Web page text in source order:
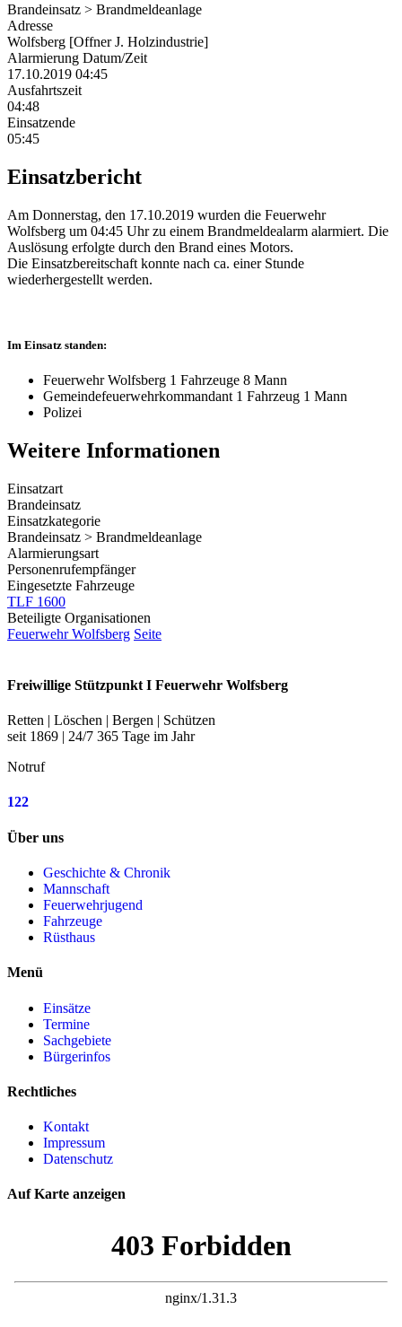
Brandeinsatz > Brandmeldeanlage
Adresse
Wolfsberg [Offner J. Holzindustrie]
Alarmierung Datum/Zeit
17.10.2019 04:45
Ausfahrtszeit
04:48
Einsatzende
05:45
Einsatzbericht
Am Donnerstag, den 17.10.2019 wurden die Feuerwehr
Wolfsberg um 04:45 Uhr zu einem Brandmeldealarm alarmiert. Die
Auslösung erfolgte durch den Brand eines Motors.
Die Einsatzbereitschaft konnte nach ca. einer Stunde
wiederhergestellt werden.
Im Einsatz standen:
Feuerwehr Wolfsberg 1 Fahrzeuge 8 Mann
Gemeindefeuerwehrkommandant 1 Fahrzeug 1 Mann
Polizei
Weitere Informationen
Einsatzart
Brandeinsatz
Einsatzkategorie
Brandeinsatz > Brandmeldeanlage
Alarmierungsart
Personenrufempfänger
Eingesetzte Fahrzeuge
TLF 1600
Beteiligte Organisationen
Feuerwehr Wolfsberg Seite
Freiwillige Stützpunkt I Feuerwehr Wolfsberg
Retten | Löschen | Bergen | Schützen
seit 1869 | 24/7 365 Tage im Jahr
Notruf
122
Über uns
Geschichte & Chronik
Mannschaft
Feuerwehrjugend
Fahrzeuge
Rüsthaus
Menü
Einsätze
Termine
Sachgebiete
Bürgerinfos
Rechtliches
Kontakt
Impressum
Datenschutz
Auf Karte anzeigen